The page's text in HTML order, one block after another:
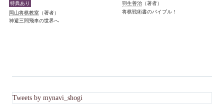
岡山将棋教室 （著者）
神避三間飛車の世界へ
羽生善治 （著者）
将棋戦術書のバイブル！
Tweets by mynavi_shogi